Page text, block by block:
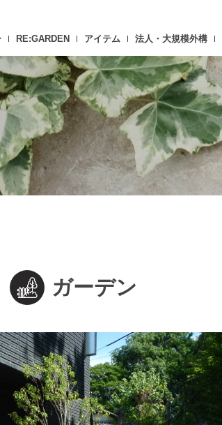
RE:GARDEN アイテム 法人・大規模外構
ガーデン